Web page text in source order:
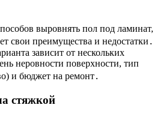
выровнять пол под ламинат,
свои преимущества и недостатки․
зависит от нескольких
неровности поверхности, тип
и бюджет на ремонт․
стяжкой